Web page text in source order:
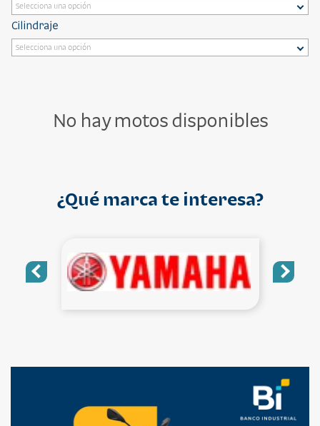
Cilindraje
No hay motos disponibles
¿Qué marca te interesa?